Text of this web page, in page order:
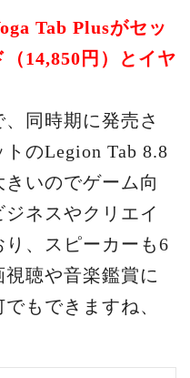
Tab Plusがセッ
（14,850円）とイヤ
同時期に発売さ
のLegion Tab 8.8
いのでゲーム向
ネスやクリエイ
、スピーカーも6
聴や音楽鑑賞に
もできますね、